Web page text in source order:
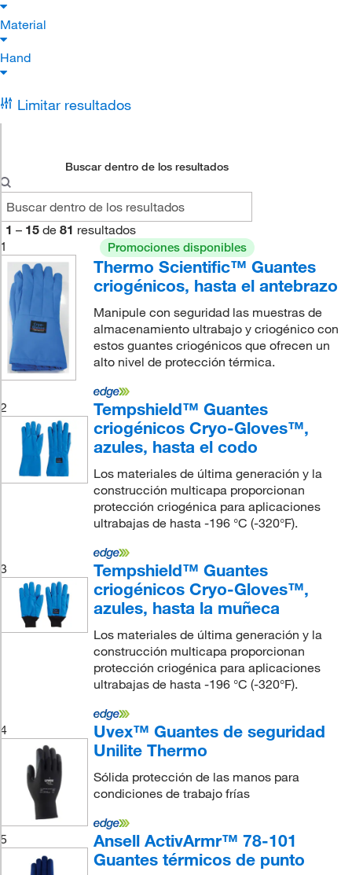
Material
Hand
Limitar resultados
Buscar dentro de los resultados
1 – 15 de 81 resultados
1
Promociones disponibles
Thermo Scientific™ Guantes
criogénicos, hasta el antebrazo
Manipule con seguridad las muestras de
almacenamiento ultrabajo y criogénico con
estos guantes criogénicos que ofrecen un
alto nivel de protección térmica.
2
Tempshield™ Guantes
criogénicos Cryo-Gloves™,
azules, hasta el codo
Los materiales de última generación y la
construcción multicapa proporcionan
protección criogénica para aplicaciones
ultrabajas de hasta -196 °C (-320°F).
3
Tempshield™ Guantes
criogénicos Cryo-Gloves™,
azules, hasta la muñeca
Los materiales de última generación y la
construcción multicapa proporcionan
protección criogénica para aplicaciones
ultrabajas de hasta -196 °C (-320°F).
4
Uvex™ Guantes de seguridad
Unilite Thermo
Sólida protección de las manos para
condiciones de trabajo frías
5
Ansell ActivArmr™ 78-101
Guantes térmicos de punto